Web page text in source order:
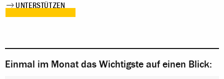
UNTERSTÜTZEN
Einmal im Monat das Wichtigste auf einen Blick: